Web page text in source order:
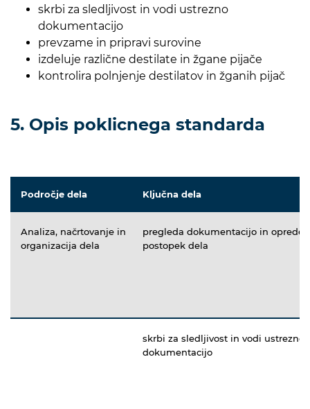
skrbi za sledljivost in vodi ustrezno
dokumentacijo
prevzame in pripravi surovine
izdeluje različne destilate in žgane pijače
kontrolira polnjenje destilatov in žganih pijač
5. Opis poklicnega standarda
Področje dela Ključna dela
Analiza, načrtovanje in
organizacija dela
pregleda dokumentacijo in opredeli
postopek dela
skrbi za sledljivost in vodi ustrezno
dokumentacijo